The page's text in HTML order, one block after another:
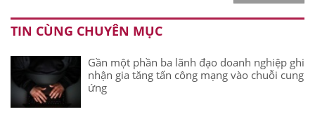
TIN CÙNG CHUYÊN MỤC
Gần một phần ba lãnh đạo doanh nghiệp ghi
nhận gia tăng tấn công mạng vào chuỗi cung
ứng